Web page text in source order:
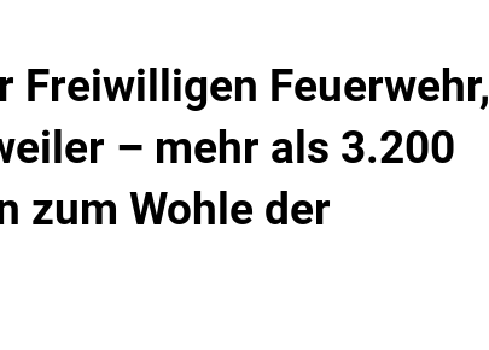
Feuerwehr,
– mehr als 3.200
zum Wohle der